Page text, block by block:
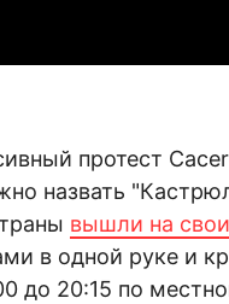
протест
назвать
вышли на
в одной руке и
до 20:15 по